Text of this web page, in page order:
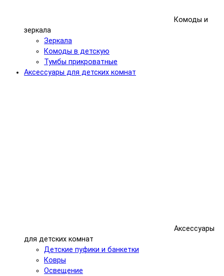
Комоды и
зеркала
Зеркала
Комоды в детскую
Тумбы прикроватные
Аксессуары для детских комнат
Аксессуары
для детских комнат
Детские пуфики и банкетки
Ковры
Освещение